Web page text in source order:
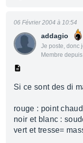
addagio
Je poste, donc
Membre
06 Février 2004 à 10:54
Si ce sont des di
rouge : point chaud
noir et blanc :
vert et tresse=